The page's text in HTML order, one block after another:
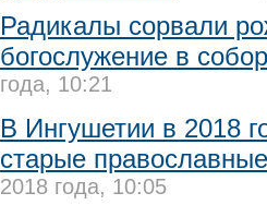
Радикалы сорвали
богослужение в
года, 10:21
В Ингушетии в 2018
старые
2018 года, 10:05